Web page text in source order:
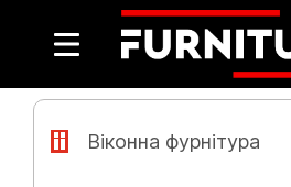
Віконна фурнітура